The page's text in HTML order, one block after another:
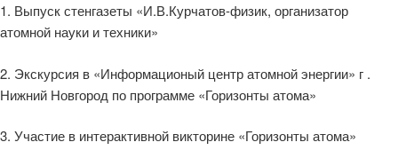
1. Выпуск стенгазеты «И.В.Курчатов-физик, организатор
атомной науки и техники»
2. Экскурсия в «Информационый центр атомной энергии» г .
Нижний Новгород по программе «Горизонты атома»
3. Участие в интерактивной викторине «Горизонты атома»